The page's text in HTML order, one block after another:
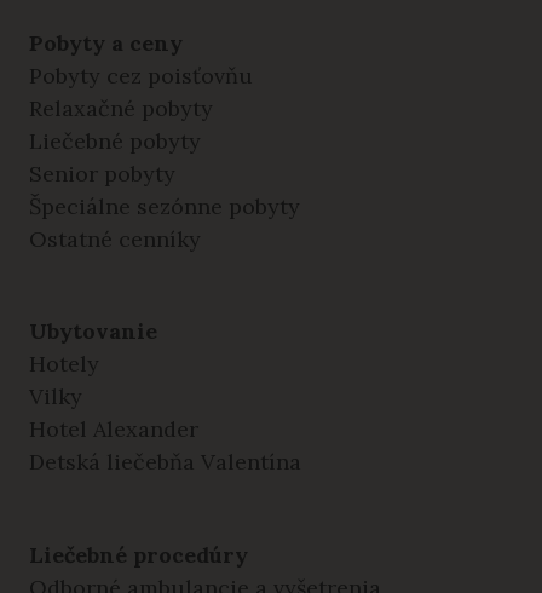
Pobyty a ceny
Pobyty cez poisťovňu
Relaxačné pobyty
Liečebné pobyty
Senior pobyty
Špeciálne sezónne pobyty
Ostatné cenníky
Ubytovanie
Hotely
Vilky
Hotel Alexander
Detská liečebňa Valentína
Liečebné procedúry
Odborné ambulancie a vyšetrenia